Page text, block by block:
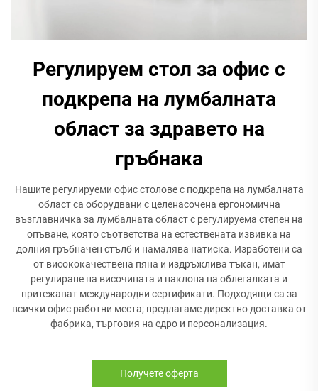
Регулируем стол за офис с
подкрепа на лумбалната
област за здравето на
гръбнака
Нашите регулируеми офис столове с подкрепа на лумбалната
област са оборудвани с целенасочена ергономична
възглавничка за лумбалната област с регулируема степен на
опъване, която съответства на естествената извивка на
долния гръбначен стълб и намалява натиска. Изработени са
от висококачествена пяна и издръжлива тъкан, имат
регулиране на височината и наклона на облегалката и
притежават международни сертификати. Подходящи са за
всички офис работни места; предлагаме директно доставка от
фабрика, търговия на едро и персонализация.
Получете оферта